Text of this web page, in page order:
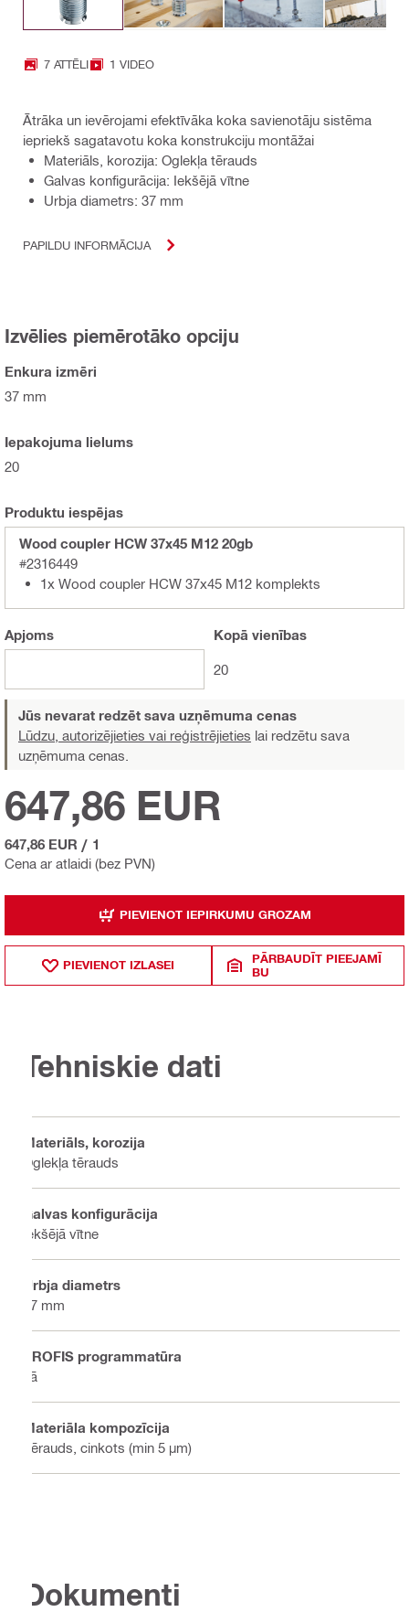
7 ATTĒLI 1 VIDEO
Ātrāka un ievērojami efektīvāka koka savienotāju sistēma
iepriekš sagatavotu koka konstrukciju montāžai
Materiāls, korozija: Oglekļa tērauds
Galvas konfigurācija: Iekšējā vītne
Urbja diametrs: 37 mm
PAPILDU INFORMĀCIJA
Izvēlies piemērotāko opciju
Enkura izmēri
37 mm
Iepakojuma lielums
20
Produktu iespējas
Wood coupler HCW 37x45 M12 20gb
#2316449
1x Wood coupler HCW 37x45 M12 komplekts
Apjoms Kopā vienības
20
Jūs nevarat redzēt sava uzņēmuma cenas
Lūdzu, autorizējieties vai reģistrējieties lai redzētu sava
uzņēmuma cenas.
Cena ar atlaidi (bez PVN)
647,86 EUR
647,86 EUR / 1
PIEVIENOT IEPIRKUMU GROZAM
PIEVIENOT IZLASEI
PĀRBAUDĪT PIEEJAMĪ
BU
Tehniskie dati
Materiāls, korozija
Oglekļa tērauds
Galvas konfigurācija
Iekšējā vītne
Urbja diametrs
37 mm
PROFIS programmatūra
Jā
Materiāla kompozīcija
Tērauds, cinkots (min 5 µm)
Dokumenti